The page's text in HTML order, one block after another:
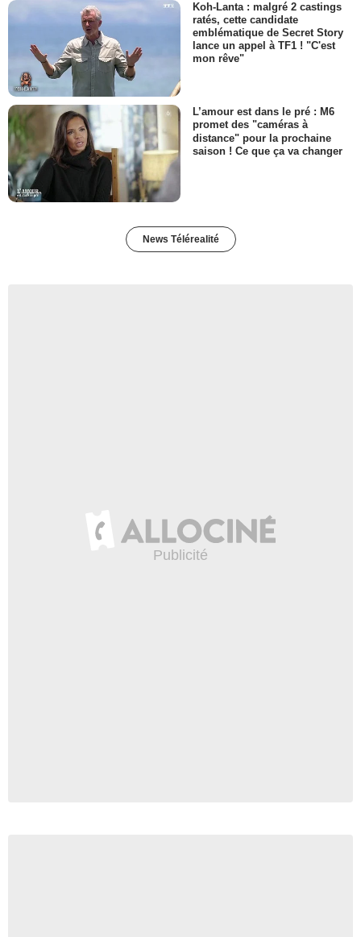
Koh-Lanta : malgré 2 castings
ratés, cette candidate
emblématique de Secret Story
lance un appel à TF1 ! "C'est
mon rêve"
L’amour est dans le pré : M6
promet des "caméras à
distance" pour la prochaine
saison ! Ce que ça va changer
News Télérealité